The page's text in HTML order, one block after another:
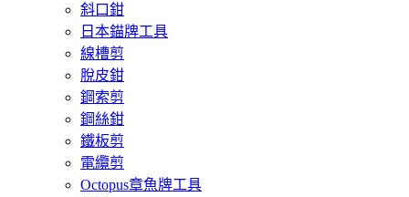
斜口鉗
日本錨牌工具
線槽剪
脫皮鉗
鋼索剪
鋼絲鉗
鐵板剪
電纜剪
Octopus章魚牌工具